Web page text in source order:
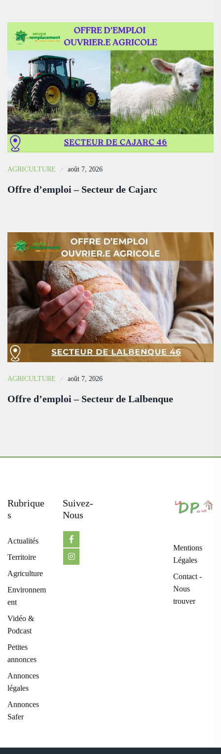
AGRICULTURE août 7, 2026
Offre d’emploi – Secteur de Cajarc
AGRICULTURE août 7, 2026
Offre d’emploi – Secteur de Lalbenque
Rubrique
S
Actualités
Territoire
Agriculture
Environnem
ent
Vidéo &
Podcast
Petites
annonces
Annonces
légales
Annonces
Safer
Suivez-
Nous
Mentions
Légales
Contact -
Nous
trouver